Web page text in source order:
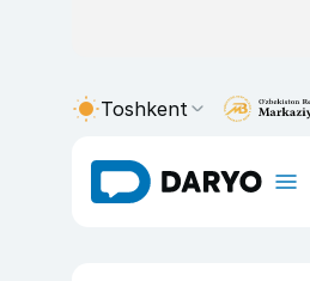
Toshkent